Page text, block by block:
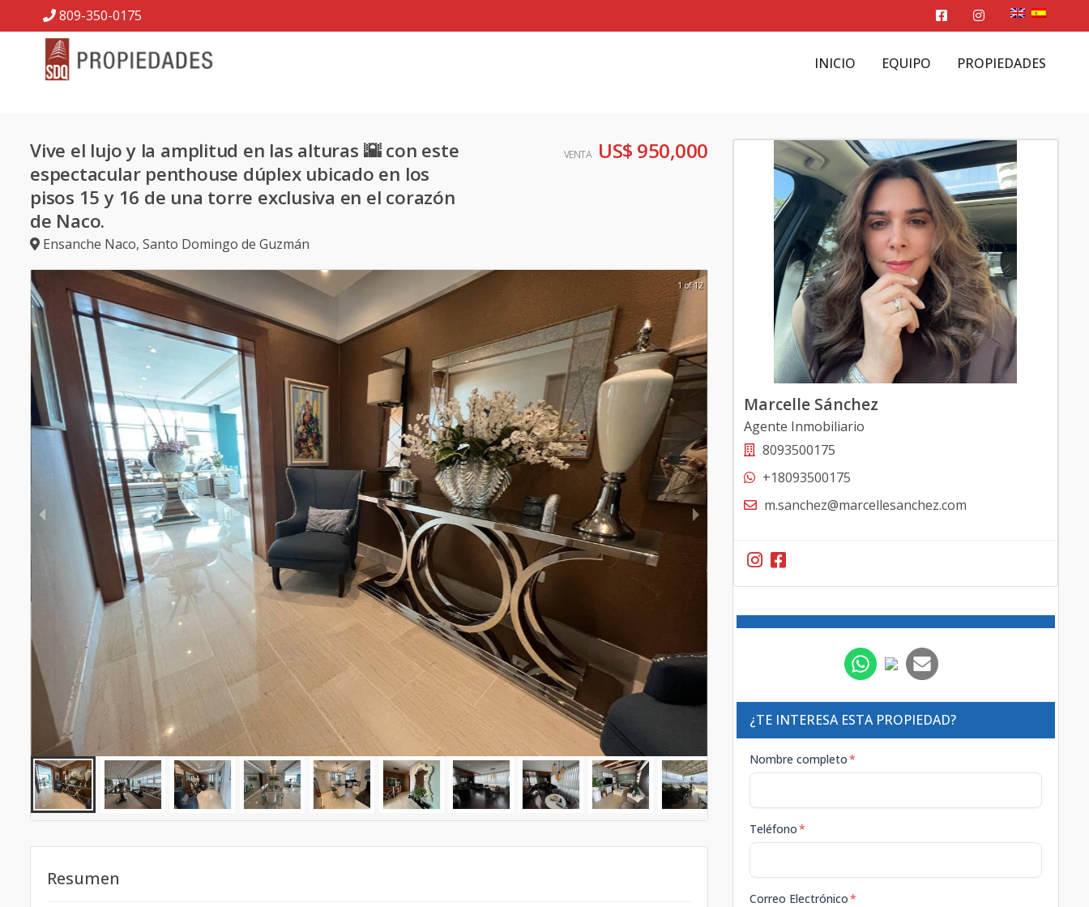
809-350-0175
INICIO EQUIPO PROPIEDADES
Vive el lujo y la amplitud en las alturas 🌇 con este
espectacular penthouse dúplex ubicado en los
pisos 15 y 16 de una torre exclusiva en el corazón
de Naco.
Ensanche Naco, Santo Domingo de Guzmán
VENTA US$ 950,000
1 of 12
Resumen
Marcelle Sánchez
Agente Inmobiliario
8093500175
+18093500175
m.sanchez@marcellesanchez.com
¿TE INTERESA ESTA PROPIEDAD?
Nombre completo*
Teléfono*
Correo Electrónico*